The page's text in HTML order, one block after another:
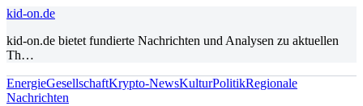
kid-on.de
kid-on.de bietet fundierte Nachrichten und Analysen zu aktuellen
Th…
EnergieGesellschaftKrypto-NewsKulturPolitikRegionale
Nachrichten